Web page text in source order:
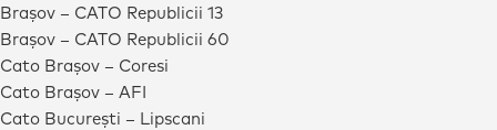
Brașov – CATO Republicii 13
Brașov – CATO Republicii 60
Cato Brașov – Coresi
Cato Brașov – AFI
Cato București – Lipscani